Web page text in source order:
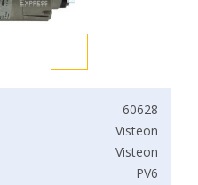
60628
Visteon
Visteon
PV6